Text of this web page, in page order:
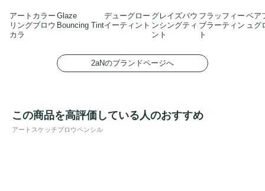
アートカラー
リングブロウ
カラ
Glaze
Bouncing Tint
デューグロー
イーティント
グレイズバウ
ンシングティ
ント
フラッフィー
ブラーティン
ト
ベア
ュグ
2aNのブランドページへ
この商品を高評価している人のおすすめ
アートスケッチブロウペンシル